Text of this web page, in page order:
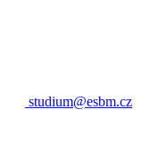
studium@esbm.cz